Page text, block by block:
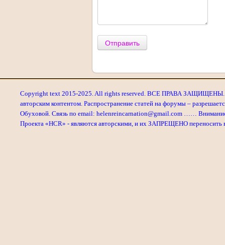
Отправить
Copyright text 2015-2025. All rights reserved. ВСЕ ПРАВА ЗАЩИЩЕНЫ.
авторским контентом. Распространение статей на форумы –
Обуховой. Связь по email: helenreincarnation@gmail.com ……
Проекта «HCR» - являются авторскими, и их ЗАПРЕЩЕНО переносить в